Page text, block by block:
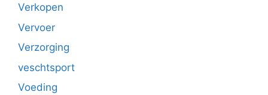
Verkopen
Vervoer
Verzorging
veschtsport
Voeding